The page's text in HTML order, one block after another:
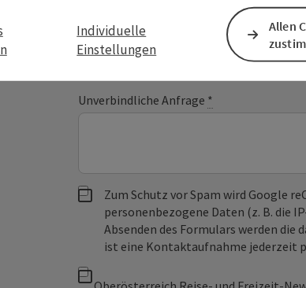
Vorname
Unverbindliche Anfrage *
Zum Schutz vor Spam wird Google
personenbezogene Daten (z. B. die
Absenden des Formulars werden
ist eine Kontaktaufnahme jederzeit
Individuelle
Einstellungen
Allen